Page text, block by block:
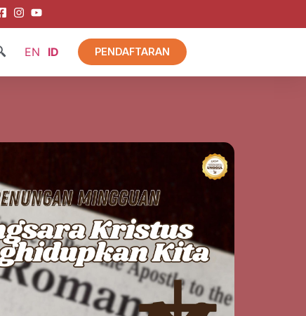
EN ID PENDAFTARAN